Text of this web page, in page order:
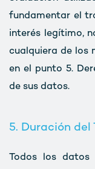
fundamentar el
interés legítimo,
cualquiera de los
en el punto 5.
de sus datos.
5. Duración del
Todos los datos